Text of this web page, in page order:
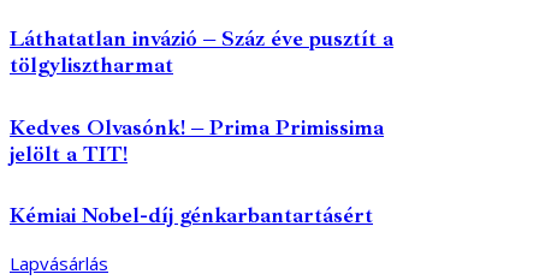
Láthatatlan invázió – Száz éve pusztít a
tölgylisztharmat
Kedves Olvasónk! – Prima Primissima
jelölt a TIT!
Kémiai Nobel-díj génkarbantartásért
Lapvásárlás